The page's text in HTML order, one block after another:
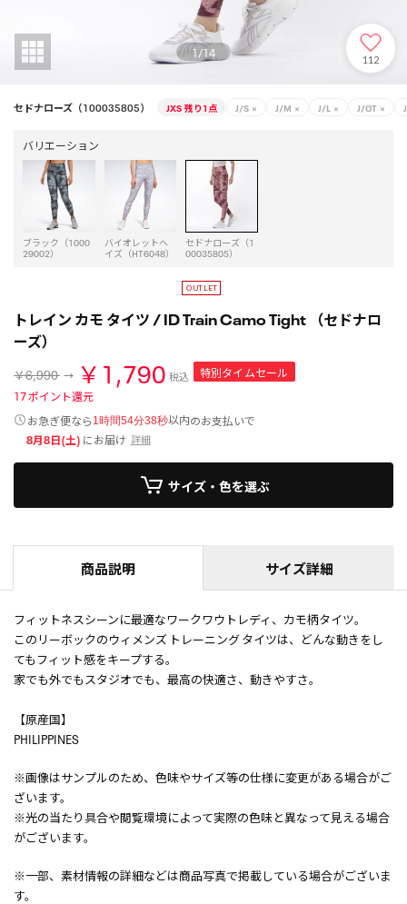
1/14 112
セドナローズ（100035805） JXS 残り1点 J/S × J/M × J/L × J/OT ×
バリエーション
ブラック（1000
29002）
バイオレットヘ
イズ（HT6048）
セドナローズ（1
00035805）
トレイン カモ タイツ / ID Train Camo Tight （セドナロ
ーズ）
￥6,990 ￥1,790 税込
特別タイムセール
17ポイント還元
お急ぎ便なら 1時間54分38秒以内のお支払いで
8月8日(土) にお届け 詳細
サイズ・色を選ぶ
商品説明 サイズ詳細
フィットネスシーンに最適なワークワウトレディ、カモ柄タイツ。
このリーボックのウィメンズ トレーニング タイツは、どんな動きをし
てもフィット感をキープする。
家でも外でもスタジオでも、最高の快適さ、動きやすさ。
【原産国】
PHILIPPINES
※画像はサンプルのため、色味やサイズ等の仕様に変更がある場合がご
ざいます。
※光の当たり具合や閲覧環境によって実際の色味と異なって見える場合
がございます。
※一部、素材情報の詳細などは商品写真で掲載している場合がございま
す。